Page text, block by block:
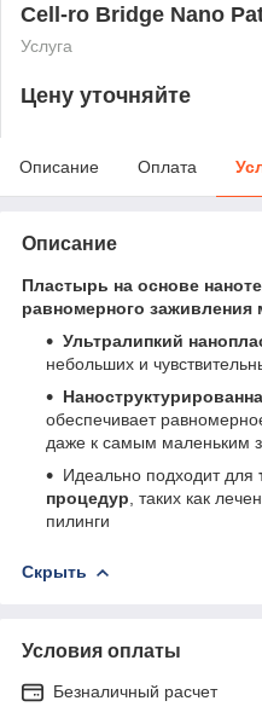
Cell-ro Bridge Nano
Услуга
Цену уточняйте
Описание Оплата
Описание
Пластырь на основе
равномерного
Ультралипкий
небольших и
обеспечивает
даже к самым маленьким
Идеально подходит для
процедур , таких как
пилинги
Скрыть
Условия оплаты
Безналичный расчет